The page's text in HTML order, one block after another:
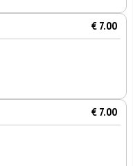
€ 7.00
€ 7.00